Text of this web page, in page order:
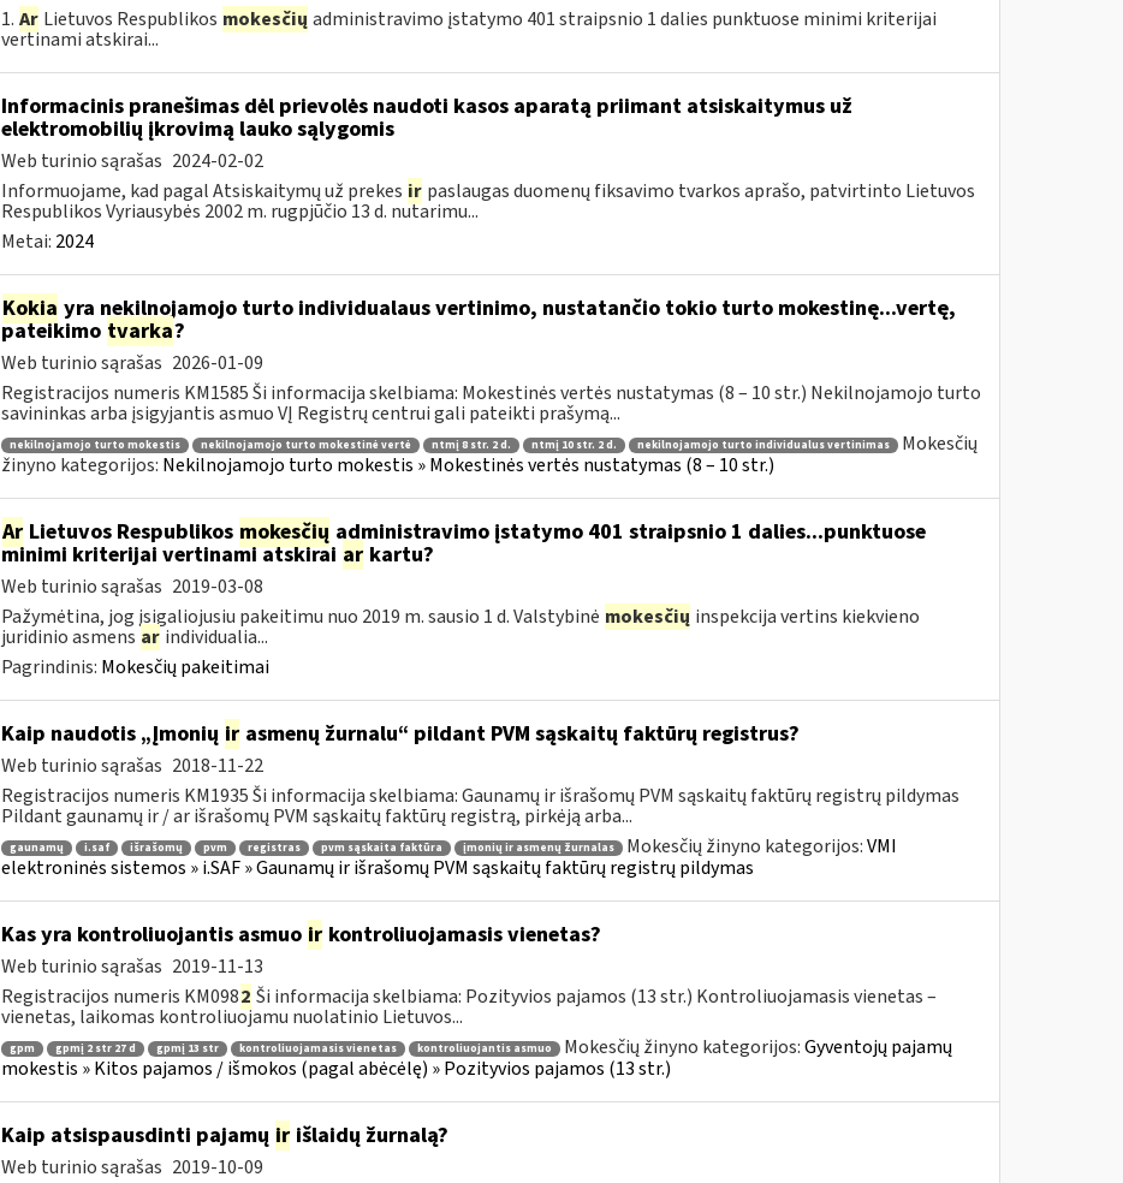
1. Ar Lietuvos Respublikos mokesčių administravimo įstatymo 401 straipsnio 1 dalies punktuose minimi kriterijai
vertinami atskirai...
Informacinis pranešimas dėl prievolės naudoti kasos aparatą priimant atsiskaitymus už
elektromobilių įkrovimą lauko sąlygomis
Web turinio sąrašas 2024-02-02
Informuojame, kad pagal Atsiskaitymų už prekes ir paslaugas duomenų fiksavimo tvarkos aprašo, patvirtinto Lietuvos
Respublikos Vyriausybės 2002 m. rugpjūčio 13 d. nutarimu...
Metai: 2024
Kokia yra nekilnojamojo turto individualaus vertinimo, nustatančio tokio turto mokestinę...vertę,
pateikimo tvarka?
Web turinio sąrašas 2026-01-09
Registracijos numeris KM1585 Ši informacija skelbiama: Mokestinės vertės nustatymas (8 – 10 str.) Nekilnojamojo turto
savininkas arba įsigyjantis asmuo VĮ Registrų centrui gali pateikti prašymą...
nekilnojamojo turto mokestis nekilnojamojo turto mokestinė vertė ntmį 8 str. 2 d. ntmį 10 str. 2 d. nekilnojamojo turto individualus vertinimas
Mokesčių
žinyno kategorijos: Nekilnojamojo turto mokestis » Mokestinės vertės nustatymas (8 – 10 str.)
ArLietuvos Respublikos mokesčių administravimo įstatymo 401 straipsnio 1 dalies...punktuose
minimi kriterijai vertinami atskirai arkartu?
Web turinio sąrašas 2019-03-08
Pažymėtina, jog įsigaliojusiu pakeitimu nuo 2019 m. sausio 1 d. Valstybinė mokesčių inspekcija vertins kiekvieno
juridinio asmens ar individualia...
Pagrindinis: Mokesčių pakeitimai
Kaip naudotis „Įmonių irasmenų žurnalu“ pildant PVM sąskaitų faktūrų registrus?
Web turinio sąrašas 2018-11-22
Registracijos numeris KM1935 Ši informacija skelbiama: Gaunamų ir išrašomų PVM sąskaitų faktūrų registrų pildymas
Pildant gaunamų ir / ar išrašomų PVM sąskaitų faktūrų registrą, pirkėją arba...
gaunamų i.saf išrašomų pvm registras pvm sąskaita faktūra įmonių ir asmenų žurnalas Mokesčių žinyno kategorijos:VMI
elektroninės sistemos » i.SAF » Gaunamų ir išrašomų PVM sąskaitų faktūrų registrų pildymas
Kas yra kontroliuojantis asmuo irkontroliuojamasis vienetas?
Web turinio sąrašas 2019-11-13
Registracijos numeris KM0982 Ši informacija skelbiama: Pozityvios pajamos (13 str.) Kontroliuojamasis vienetas –
vienetas, laikomas kontroliuojamu nuolatinio Lietuvos...
gpm gpmį 2 str 27 d gpmį 13 str kontroliuojamasis vienetas kontroliuojantis asmuo Mokesčių žinyno kategorijos:Gyventojų pajamų
mokestis » Kitos pajamos / išmokos (pagal abėcėlę) » Pozityvios pajamos (13 str.)
Kaip atsispausdinti pajamų irišlaidų žurnalą?
Web turinio sąrašas 2019-10-09